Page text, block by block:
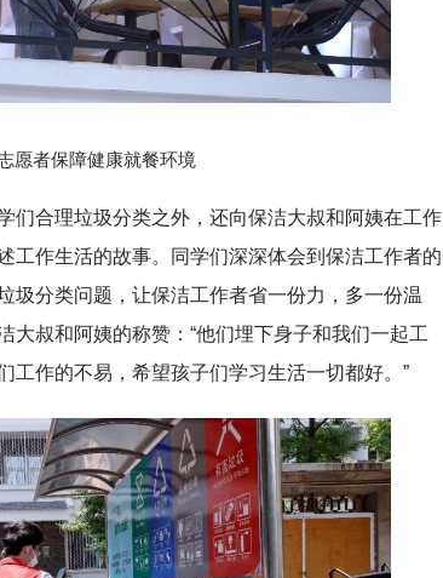
愿者保障健康就餐环境
们合理垃圾分类之外，还向保洁大叔和阿姨在工作
工作生活的故事。同学们深深体会到保洁工作者的
圾分类问题，让保洁工作者省一份力，多一份温
大叔和阿姨的称赞：“他们埋下身子和我们一起工
工作的不易，希望孩子们学习生活一切都好。”